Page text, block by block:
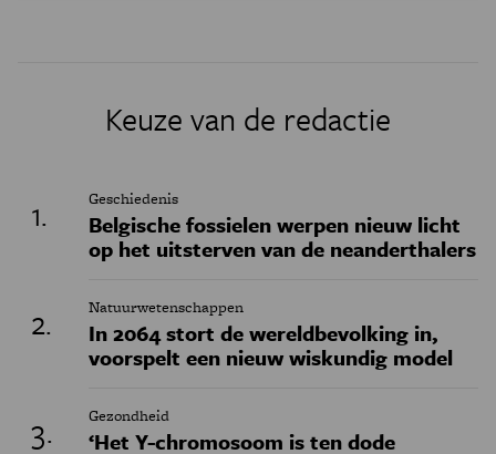
Keuze van de redactie
Geschiedenis
Belgische fossielen werpen nieuw licht
op het uitsterven van de neanderthalers
Natuurwetenschappen
In 2064 stort de wereldbevolking in,
voorspelt een nieuw wiskundig model
Gezondheid
‘Het Y-chromosoom is ten dode